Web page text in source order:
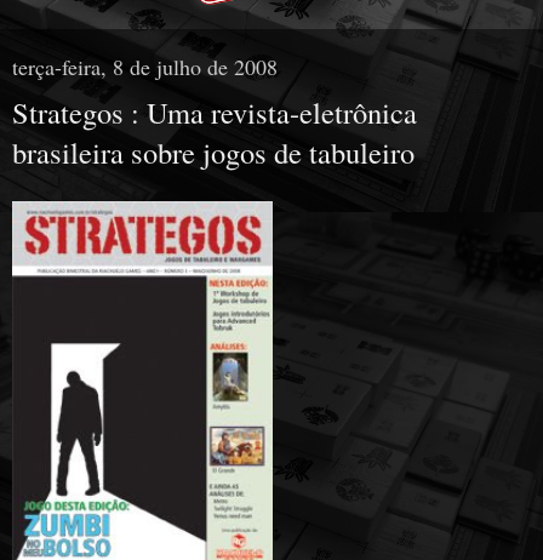
terça-feira, 8 de julho de 2008
Strategos : Uma revista-eletrônica
brasileira sobre jogos de tabuleiro